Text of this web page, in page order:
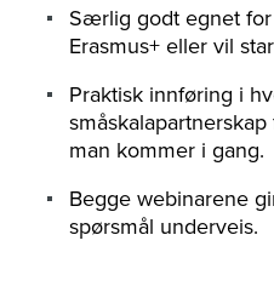
Særlig godt egnet
Erasmus+ eller vil
Praktisk innføring i
man kommer i gang.
Begge webinarene
spørsmål underveis.